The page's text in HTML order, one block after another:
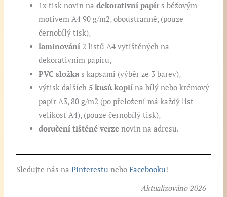
1x tisk novin nadekorativní papírs béžovým
motivem A4 90 g/m2, oboustranně, (pouze
černobílý tisk),
laminování 2 listů A4 vytištěných na
dekorativním papíru,
PVC složka s kapsami (výběr ze 3 barev),
výtisk dalších 5 kusů kopií na bílý nebo krémový
papír A3, 80 g/m2 (po přeložení má každý list
velikost A4), (pouze černobílý tisk),
doručení tištěné verze novin na adresu.
Sledujte nás naPinterestu neboFacebooku!
Aktualizováno 2026